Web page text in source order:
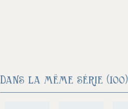
Dans la même série